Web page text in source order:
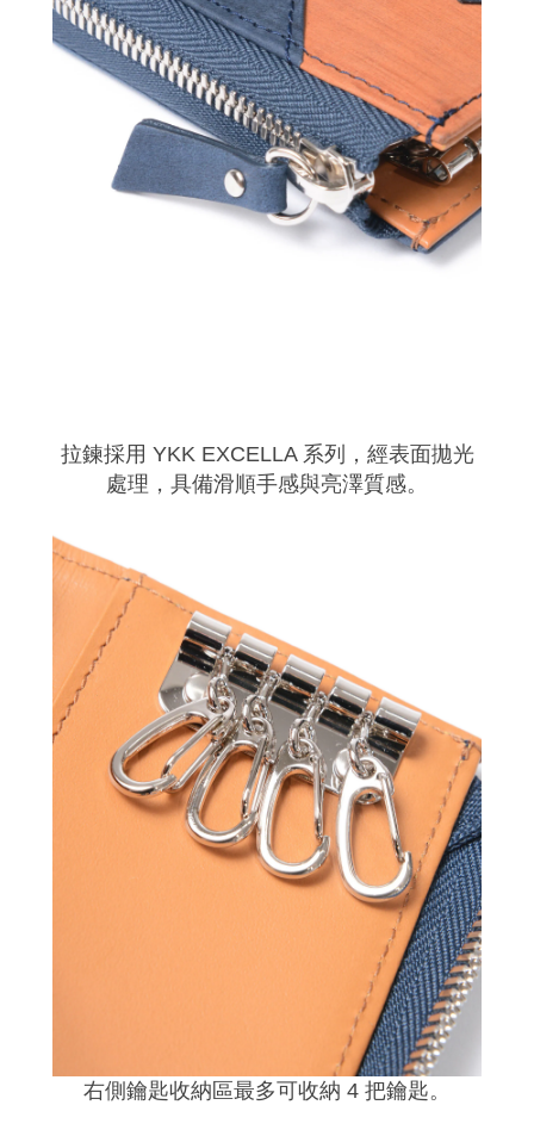
拉鍊採用 YKK EXCELLA 系列，經表面拋光
處理，具備滑順手感與亮澤質感。
右側鑰匙收納區最多可收納 4 把鑰匙。